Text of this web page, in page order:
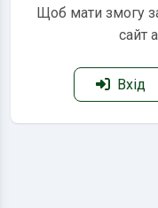
Щоб мати змогу
сайт
Вхід